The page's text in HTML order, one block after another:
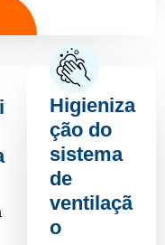
Higieniza
ção do
sistema
de
ventilaçã
o